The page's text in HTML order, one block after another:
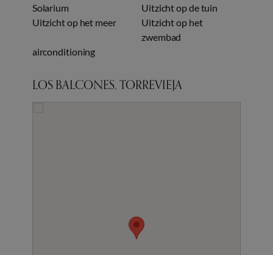
Solarium
Uitzicht op de tuin
Uitzicht op het meer
Uitzicht op het
zwembad
airconditioning
LOS BALCONES, TORREVIEJA